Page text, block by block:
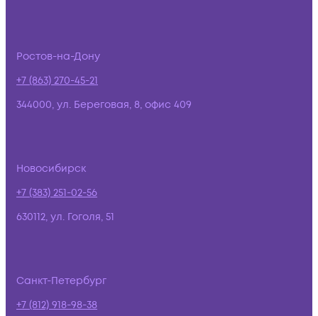
Ростов-на-Дону
+7 (863) 270-45-21
344000, ул. Береговая, 8, офис 409
Новосибирск
+7 (383) 251-02-56
630112, ул. Гоголя, 51
Санкт-Петербург
+7 (812) 918-98-38